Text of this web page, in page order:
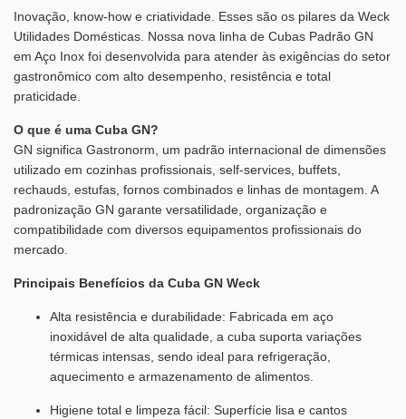
Inovação, know-how e criatividade. Esses são os pilares da Weck
Utilidades Domésticas. Nossa nova linha de Cubas Padrão GN
em Aço Inox foi desenvolvida para atender às exigências do setor
gastronômico com alto desempenho, resistência e total
praticidade.
O que é uma Cuba GN?
GN significa Gastronorm, um padrão internacional de dimensões
utilizado em cozinhas profissionais, self-services, buffets,
rechauds, estufas, fornos combinados e linhas de montagem. A
padronização GN garante versatilidade, organização e
compatibilidade com diversos equipamentos profissionais do
mercado.
Principais Benefícios da Cuba GN Weck
Alta resistência e durabilidade: Fabricada em aço
inoxidável de alta qualidade, a cuba suporta variações
térmicas intensas, sendo ideal para refrigeração,
aquecimento e armazenamento de alimentos.
Higiene total e limpeza fácil: Superfície lisa e cantos